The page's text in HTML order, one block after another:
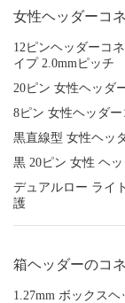
女性ヘッダーコ
12ピンヘッダーコ
イプ 2.0mmピッチ
20ピン 女性ヘッダ
8ピン 女性ヘッダ
黒直線型 女性ヘッ
黒 20ピン 女性 ヘ
デュアルロー ライ
護
箱ヘッダーのコ
1.27mm ボックス